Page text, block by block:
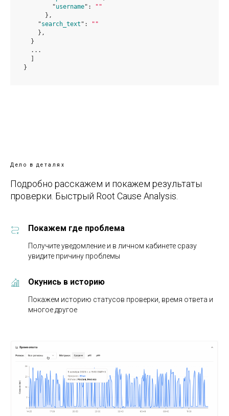
	"
username":
""
} ,
    "
search_text ":
""
} ,
  }
  ...
}
Дело в деталях
Подробно расскажем и покажем результаты
проверки. Быстрый Root Cause Analysis.
Покажем где проблема
Получите уведомление и в личном кабинете сразу
увидите причину проблемы
Окунись в историю
Покажем историю статусов проверки, время ответа и
многое другое